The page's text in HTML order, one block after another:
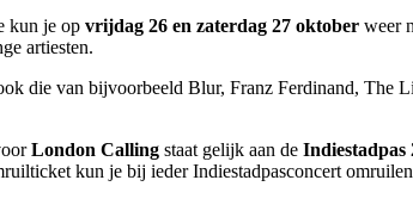
kun je op vrijdag 26 en zaterdag 27 oktober weer
artiesten.
die van bijvoorbeeld Blur, Franz Ferdinand, The
London Calling staat gelijk aan de Indiestadpas
kun je bij ieder Indiestadpasconcert